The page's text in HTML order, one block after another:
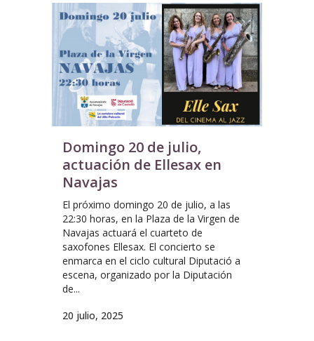
Domingo 20 de julio,
actuación de Ellesax en
Navajas
El próximo domingo 20 de julio, a las
22:30 horas, en la Plaza de la Virgen de
Navajas actuará el cuarteto de
saxofones Ellesax. El concierto se
enmarca en el ciclo cultural Diputació a
escena, organizado por la Diputación
de...
20 julio, 2025